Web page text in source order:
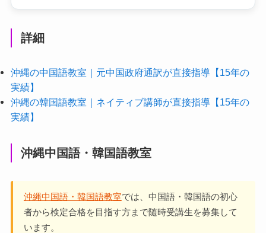
詳細
沖縄の中国語教室｜元中国政府通訳が直接指導【15年の
実績】
沖縄の韓国語教室｜ネイティブ講師が直接指導【15年の
実績】
沖縄中国語・韓国語教室
沖縄中国語・韓国語教室では、中国語・韓国語の初心
者から検定合格を目指す方まで随時受講生を募集して
います。